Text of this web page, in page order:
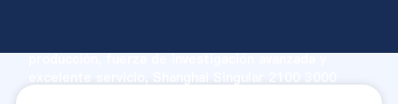
producción, fuerza de investigación avanzada y